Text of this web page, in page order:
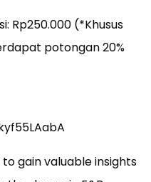
Rp250.000 (*Khusus
potongan 20%
gain valuable insights